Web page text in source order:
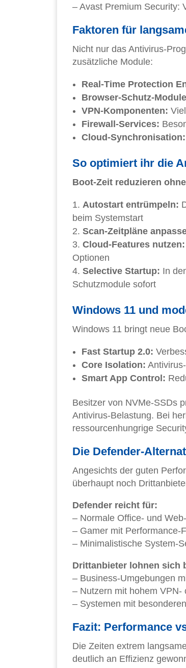
– Avast Premium Security:
Faktoren für
Nicht nur das Antivirus-
zusätzliche Module:
Real-Time Protection
Browser-Schutz-
VPN-Komponenten:
Firewall-Services:
Cloud-Synchronisation:
So optimiert ihr die
Boot-Zeit reduzieren
Autostart entrümpeln:
beim Systemstart
Scan-Zeitpläne
Cloud-Features nutzen:
Optionen
Selective Startup: In
Schutzmodule sofort
Windows 11 und
Windows 11 bringt neue
Fast Startup 2.0:
Core Isolation:
Smart App Control:
Besitzer von NVMe-SSDs
Antivirus-Belastung. Bei
ressourcenhungrige
Die Defender-
Angesichts der guten
überhaupt noch
Defender reicht für:
– Normale Office- und
– Gamer mit Performance-
– Minimalistische System-
Drittanbieter lohnen sich
– Business-Umgebungen
– Nutzern mit hohem
– Systemen mit
Fazit: Performance
Die Zeiten extrem
deutlich an Effizienz